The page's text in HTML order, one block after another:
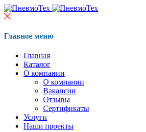
Главное меню
Главная
Каталог
О компании
О компании
Вакансии
Отзывы
Сертификаты
Услуги
Наши проекты